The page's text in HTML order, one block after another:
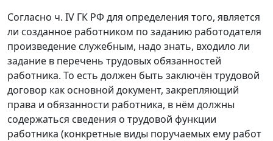
Согласно ч. IV ГК РФ для определения того, является
ли созданное работником по заданию работодателя
произведение служебным, надо знать, входило ли
задание в перечень трудовых обязанностей
работника. То есть должен быть заключён трудовой
договор как основной документ, закрепляющий
права и обязанности работника, в нём должны
содержаться сведения о трудовой функции
работника (конкретные виды поручаемых ему работ